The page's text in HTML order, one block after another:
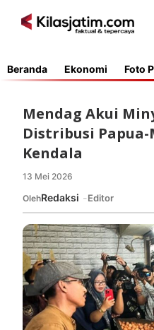
Beranda Ekonomi Foto
Mendag Akui
Distribusi Papua-
Kendala
13 Mei 2026
OlehRedaksi Editor